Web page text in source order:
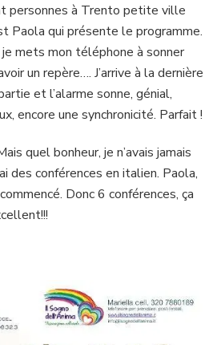
personnes à Trento petite ville
Paola qui présente le programme.
mets mon téléphone à sonner
un repère…. J’arrive à la dernière
et l’alarme sonne, génial,
encore une synchronicité. Parfait !
quel bonheur, je n’avais jamais
des conférences en italien. Paola,
Donc 6 conférences, ça